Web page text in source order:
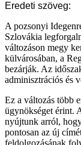
Eredeti szöveg:
A pozsonyi
Szlovákia
változáson megy
külvárosában, a
bezárják. Az
adminisztrációs és
Ez a változás több
ügynökséget érint.
nyújtunk arról,
pontosan az új